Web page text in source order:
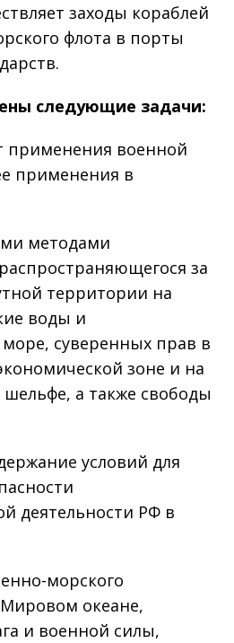
заходы кораблей
флота в порты
следующие задачи:
применения военной
применения в
методами
за
территории на
воды и
суверенных прав в
зоне и на
а также свободы
условий для
деятельности РФ в
морского
океане,
и военной силы,